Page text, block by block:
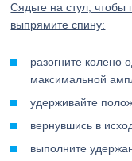
Сядьте на стул, чтобы
выпрямите спину:
разогните колено
максимальной
удерживайте
вернувшись в
выполните